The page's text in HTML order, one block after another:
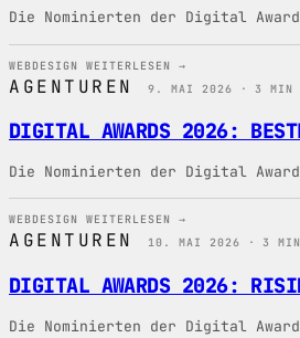
Die Nominierten der Digital
WEBDESIGN WEITERLESEN →
AGENTUREN 9. MAI 2026 · 3 MIN
DIGITAL AWARDS 2026:
Die Nominierten der Digital
WEBDESIGN WEITERLESEN →
AGENTUREN 10. MAI 2026 · 3 MIN
DIGITAL AWARDS 2026:
Die Nominierten der Digital